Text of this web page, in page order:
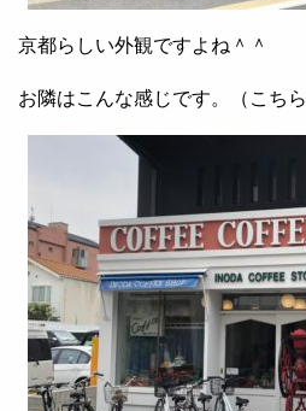
京都らしい外観ですよね＾＾
お隣はこんな感じです。（こち